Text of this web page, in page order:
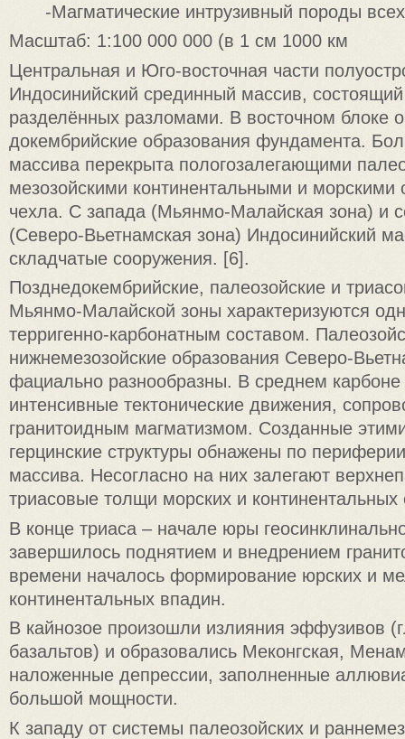
-Магматические интрузивный породы
Масштаб: 1:100 000 000 (в 1 см 1000 км
Центральная и Юго-восточная части
Индосинийский срединный массив,
разделённых разломами. В восточном блоке
докембрийские образования фундамента.
массива перекрыта пологозалегающими
мезозойскими континентальными и морскими
чехла. С запада (Мьянмо-Малайская зона) и
(Северо-Вьетнамская зона) Индосинийский
складчатые сооружения. [6].
Позднедокембрийские, палеозойские и
Мьянмо-Малайской зоны характеризуются
терригенно-карбонатным составом.
нижнемезозойские образования Северо-
фациально разнообразны. В среднем
интенсивные тектонические движения,
гранитоидным магматизмом. Созданные
герцинские структуры обнажены по
массива. Несогласно на них залегают
триасовые толщи морских и
В конце триаса – начале юры
завершилось поднятием и внедрением
времени началось формирование юрских и
континентальных впадин.
В кайнозое произошли излияния эффузивов
базальтов) и образовались Меконгская,
наложенные депрессии, заполненные
большой мощности.
К западу от системы палеозойских и